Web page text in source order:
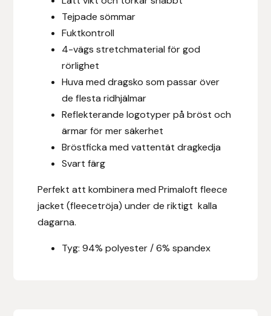
Tejpade sömmar
Fuktkontroll
4-vägs stretchmaterial för god
rörlighet
Huva med dragsko som passar över
de flesta ridhjälmar
Reflekterande logotyper på bröst och
ärmar för mer säkerhet
Bröstficka med vattentät dragkedja
Svart färg
Perfekt att kombinera med Primaloft fleece
jacket (fleecetröja) under de riktigt kalla
dagarna.
Tyg: 94% polyester / 6% spandex
Eyjólfur Ísólfsson
Fákur Rideudstyr
G Boots